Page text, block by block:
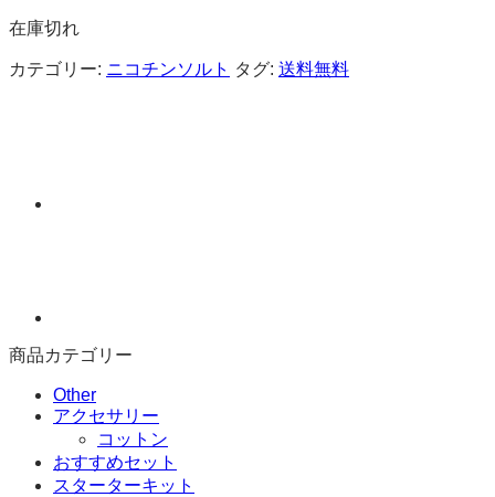
在庫切れ
カテゴリー: ニコチンソルト タグ: 送料無料
商品カテゴリー
Other
アクセサリー
コットン
おすすめセット
スターターキット